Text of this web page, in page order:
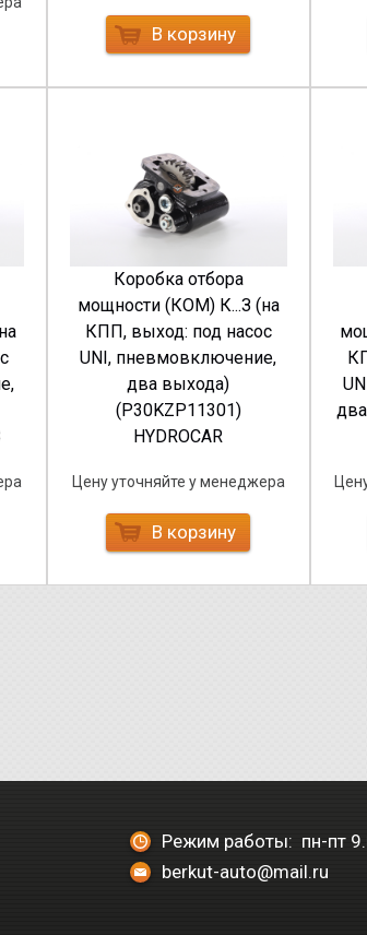
В корзину
Коробка отбора
мощности (КОМ) К...З (на
КПП, выход: под насос
UNI, пневмовключение,
два выхода)
(P30KZP11301)
HYDROCAR
Цену уточняйте у менеджера
В корзину
Режим работы: пн-пт
berkut-auto@mail.ru